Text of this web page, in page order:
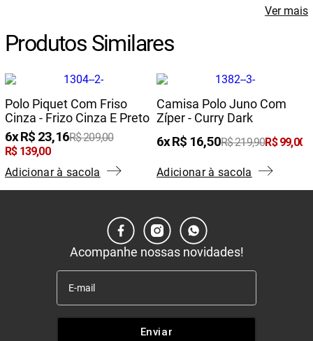
Produtos Similares
Polo Piquet Com Friso
Cinza - Frizo Cinza E Preto
6 R$ 23,16R$209,00
R$ 139,00
Adicionar à sacola
Camisa Polo Juno Com
Zíper - Curry Dark
6 R$ 16,50R$219,90R$ 99,00
Adicionar à sacola
Ver mais
Acompanhe nossas novidades!
Enviar